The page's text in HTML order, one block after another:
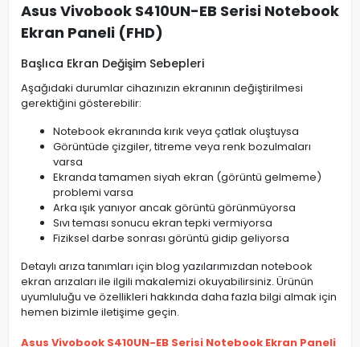
Asus Vivobook S410UN-EB Serisi Notebook
Ekran Paneli (FHD)
Başlıca Ekran Değişim Sebepleri
Aşağıdaki durumlar cihazınızın ekranının değiştirilmesi
gerektiğini gösterebilir:
Notebook ekranında kırık veya çatlak oluştuysa
Görüntüde çizgiler, titreme veya renk bozulmaları
varsa
Ekranda tamamen siyah ekran (görüntü gelmeme)
problemi varsa
Arka ışık yanıyor ancak görüntü görünmüyorsa
Sıvı teması sonucu ekran tepki vermiyorsa
Fiziksel darbe sonrası görüntü gidip geliyorsa
Detaylı arıza tanımları için blog yazılarımızdan notebook
ekran arızaları ile ilgili makalemizi okuyabilirsiniz. Ürünün
uyumluluğu ve özellikleri hakkında daha fazla bilgi almak için
hemen bizimle iletişime geçin.
Asus Vivobook S410UN-EB Serisi Notebook Ekran Paneli